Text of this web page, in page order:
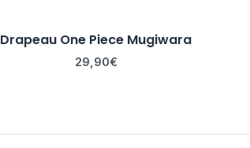
Drapeau One Piece Mugiwara
29,90€